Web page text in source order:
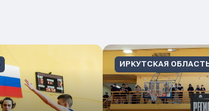
ИРКУТСКАЯ